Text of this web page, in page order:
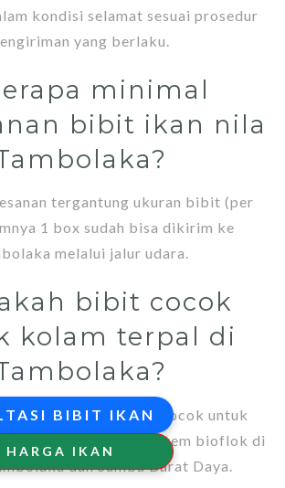
kondisi selamat sesuai prosedur
yang berlaku.
minimal
bibit ikan nila
tergantung ukuran bibit (per
1 box sudah bisa dikirim ke
melalui jalur udara.
bibit cocok
kolam terpal di
nila dari Maula Farm cocok untuk
tanah, maupun sistem bioflok di
dan Sumba Barat Daya.
BIBIT IKAN
HARGA IKAN